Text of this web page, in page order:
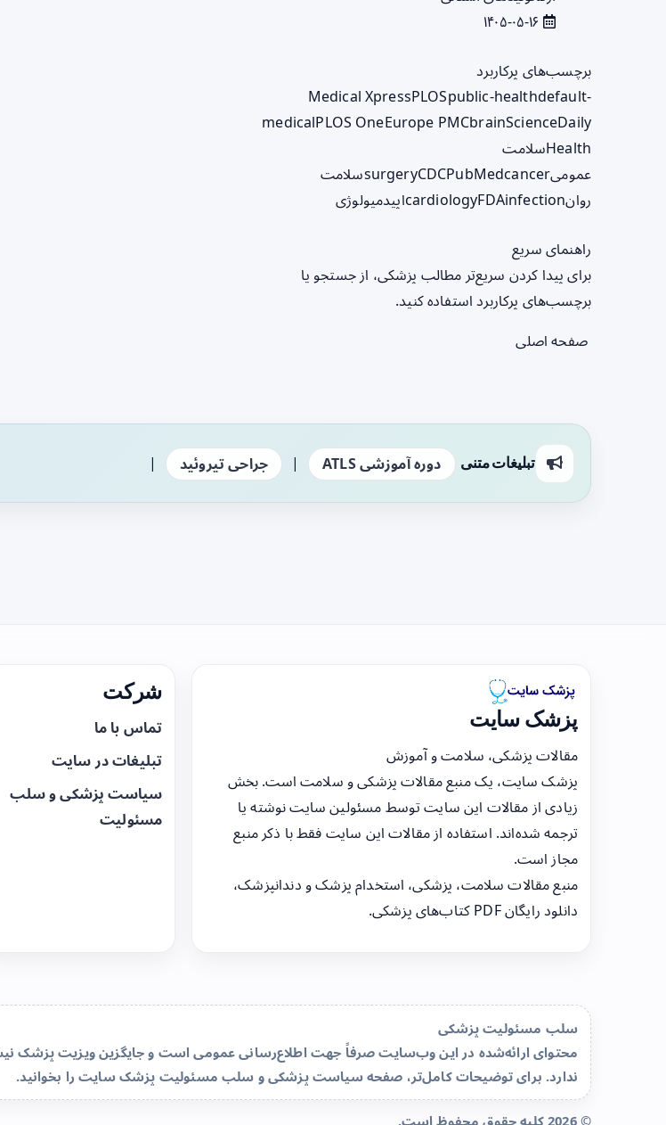
برچسب‌های پرکاربرد
Medical XpressPLOSpublic-healthdefault-
medicalPLOS OneEurope PMCbrainScienceDaily
Healthسلامت
عمومی
surgeryCDCPubMedcancer
سلامت
روان
cardiologyFDAinfection اپیدمیولوژی
راهنمای سریع
برای پیدا کردن سریع‌تر مطالب پزشکی، از جستجو یا
برچسب‌های پرکاربرد استفاده کنید.
صفحه اصلی
تبلیغات متنی دوره آموزشی ATLS | جراحی تیروئید |
پزشک سایت
مقالات پزشکی، سلامت و آموزش
پزشک سایت، یک منبع مقالات پزشکی و سلامت است. بخش
زیادی از مقالات این سایت توسط مسئولین سایت نوشته یا
ترجمه شده‌اند. استفاده از مقالات این سایت فقط با ذکر منبع
مجاز است.
منبع مقالات سلامت، پزشکی، استخدام پزشک و دندانپزشک،
دانلود رایگان PDF کتاب‌های پزشکی.
شرکت
تماس با ما
تبلیغات در سایت
سیاست پزشکی و سلب
مسئولیت
سلب مسئولیت پزشکی
محتوای ارائه‌شده در این وب‌سایت صرفاً جهت اطلاع‌رسانی عمومی است و جایگزین ویزیت پزشک
ندارد. برای توضیحات کامل‌تر، صفحهسیاست پزشکی و سلب مسئولیت پزشک سایترا بخوانید.
© 2026 کلیه حقوق محفوظ است.